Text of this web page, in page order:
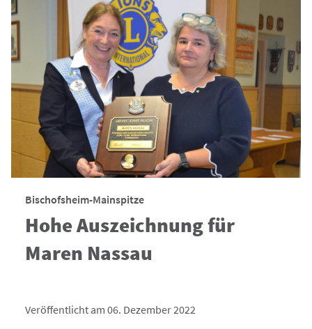
Bischofsheim-Mainspitze
Hohe Auszeichnung für
Maren Nassau
Veröffentlicht am 06. Dezember 2022